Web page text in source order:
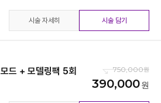
시술 자세히 시술 담기
드 + 모델링팩 5회 750,000
390,000